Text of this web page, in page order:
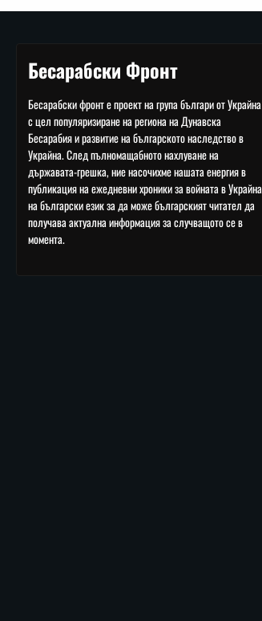
Бесарабски Фронт
Бесарабски фронт е проект на група българи от Украйна
с цел популяризиране на региона на Дунавска
Бесарабия и развитие на българското наследство в
Украйна. След пълномащабното нахлуване на
държавата-грешка, ние насочихме нашата енергия в
публикация на ежедневни хроники за войната в Украйна
на български език за да може българският читател да
получава актуална информация за случващото се в
момента.